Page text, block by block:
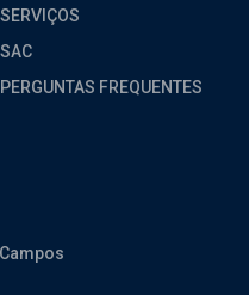
SERVIÇOS
SAC
PERGUNTAS FREQUENTES